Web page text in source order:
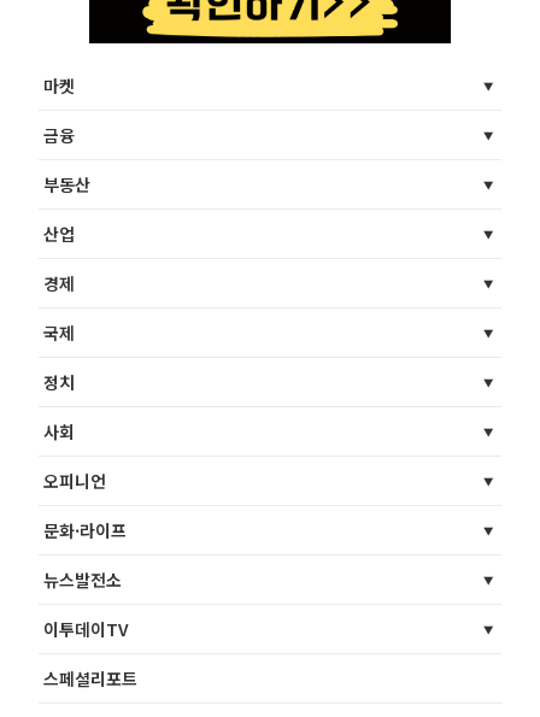
마켓
금융
부동산
산업
경제
국제
정치
사회
오피니언
문화·라이프
뉴스발전소
이투데이TV
스페셜리포트